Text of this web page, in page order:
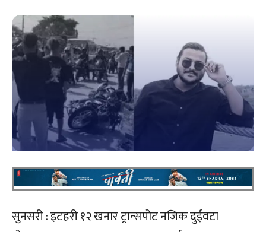
सुनसरी : इटहरी १२ खनार ट्रान्सपोट नजिक दुईवटा